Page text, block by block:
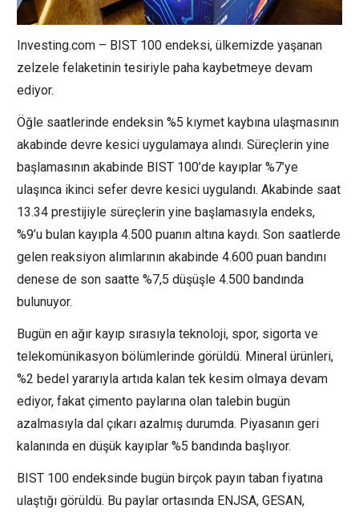
Investing.com – BIST 100 endeksi, ülkemizde yaşanan
zelzele felaketinin tesiriyle paha kaybetmeye devam
ediyor.
Öğle saatlerinde endeksin %5 kıymet kaybına ulaşmasının
akabinde devre kesici uygulamaya alındı. Süreçlerin yine
başlamasının akabinde BIST 100’de kayıplar %7’ye
ulaşınca ikinci sefer devre kesici uygulandı. Akabinde saat
13.34 prestijiyle süreçlerin yine başlamasıyla endeks,
%9’u bulan kayıpla 4.500 puanın altına kaydı. Son saatlerde
gelen reaksiyon alımlarının akabinde 4.600 puan bandını
denese de son saatte %7,5 düşüşle 4.500 bandında
bulunuyor.
Bugün en ağır kayıp sırasıyla teknoloji, spor, sigorta ve
telekomünikasyon bölümlerinde görüldü. Mineral ürünleri,
%2 bedel yararıyla artıda kalan tek kesim olmaya devam
ediyor, fakat çimento paylarına olan talebin bugün
azalmasıyla dal çıkarı azalmış durumda. Piyasanın geri
kalanında en düşük kayıplar %5 bandında başlıyor.
BIST 100 endeksinde bugün birçok payın taban fiyatına
ulaştığı görüldü. Bu paylar ortasında ENJSA, GESAN,